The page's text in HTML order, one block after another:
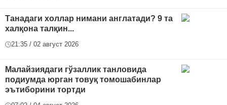
Танадаги холлар нимани англатади? 9 та
халқона талқин...
21:35 / 02 август 2026
Малайзиядаги гўзаллик танловида
подиумда юрган товуқ томошабинлар
эътиборини тортди